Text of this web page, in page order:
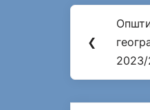
Post
❮
2023/